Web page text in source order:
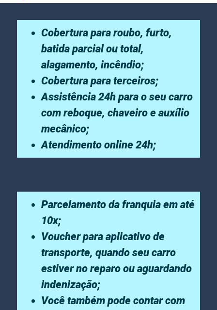
Cobertura para roubo, furto,
batida parcial ou total,
alagamento, incêndio;
Cobertura para terceiros;
Assistência 24h para o seu carro
com reboque, chaveiro e auxílio
mecânico;
Atendimento online 24h;
Parcelamento da franquia em até
10x;
Voucher para aplicativo de
transporte, quando seu carro
estiver no reparo ou aguardando
indenização;
Você também pode contar com